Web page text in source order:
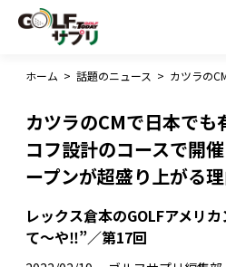
ホーム > 話題のニュース >
カツラのCMで日本でも
コフ設計のコースで開
ープンが超盛り上がる
レックス倉本のGOLFアメリ
て〜や‼︎”／第17回